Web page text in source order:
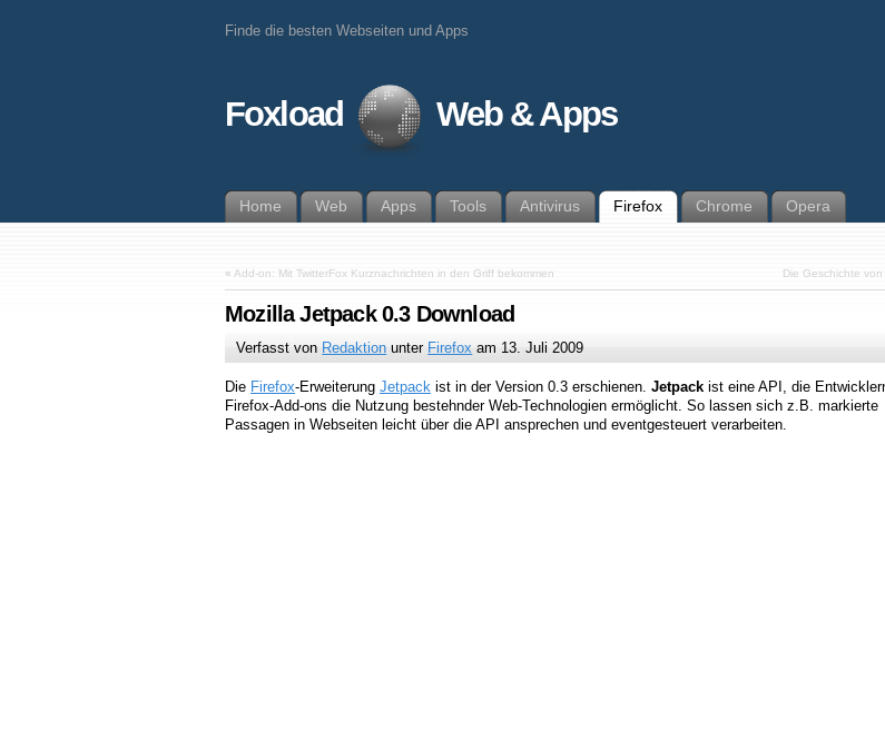
Finde die besten Webseiten und Apps
Foxload Web & Apps
Home Web Apps Tools Antivirus Firefox Chrome Opera
« Add-on: Mit TwitterFox Kurznachrichten in den Griff bekommen Die Geschichte von
Mozilla Jetpack 0.3 Download
Verfasst von Redaktion unter Firefox am 13. Juli 2009
Die Firefox-Erweiterung Jetpack ist in der Version 0.3 erschienen. Jetpack ist eine API, die
Firefox-Add-ons die Nutzung bestehnder Web-Technologien ermöglicht. So lassen sich z.B. markierte
Passagen in Webseiten leicht über die API ansprechen und eventgesteuert verarbeiten.